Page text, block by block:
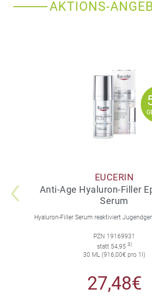
AKTIONS-
EUCERIN
Anti-Age Hyaluron-Filler
Serum
PZN 19169931
statt 54,95 3)
30 ML (916,00€ pro 1l)
27,48€